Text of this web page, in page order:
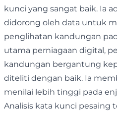
kunci yang sangat baik. Ia
didorong oleh data untuk
penglihatan kandungan
utama perniagaan digital,
kandungan bergantung
diteliti dengan baik. Ia
menilai lebih tinggi pada
Analisis kata kunci pesaing